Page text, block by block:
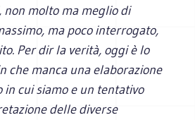
non molto ma meglio di
ma poco interrogato,
Per dir la verità, oggi è lo
che manca una elaborazione
cui siamo e un tentativo
delle diverse